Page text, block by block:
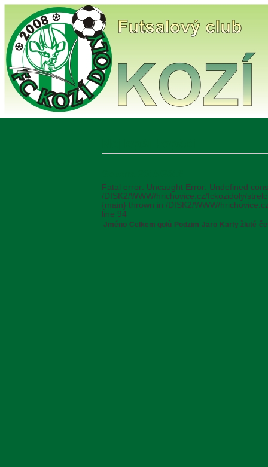
Fatal error: Uncaught Error: Undefined
/DISK2/WWW/hrichovice.cz/fckozidoly/
{main} thrown in /DISK2/WWW/
line 94
Jméno Celkem golů Podzim Jaro Karty žluté